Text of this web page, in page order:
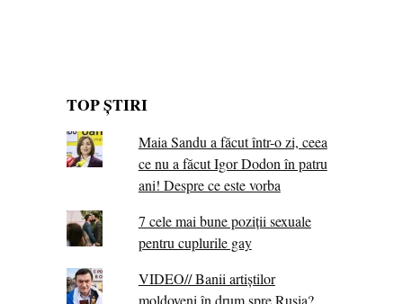
TOP ȘTIRI
Maia Sandu a făcut într-o zi, ceea
ce nu a făcut Igor Dodon în patru
ani! Despre ce este vorba
7 cele mai bune poziții sexuale
pentru cuplurile gay
VIDEO// Banii artiștilor
moldoveni în drum spre Rusia?